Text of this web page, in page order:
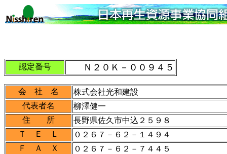
認定番号 Ｎ２０Ｋ－００９４５
会 社 名 株式会社光和建設
代表者名 柳澤健一
住 所 長野県佐久市中込２５９８
Ｔ Ｅ Ｌ ０２６７－６２－１４９４
Ｆ Ａ Ｘ ０２６７－６２－７４４５